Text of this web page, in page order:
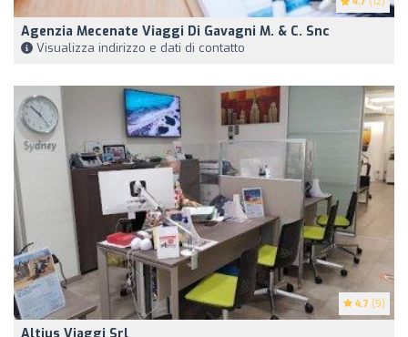
Agenzia Mecenate Viaggi Di Gavagni M. & C. Snc
Visualizza indirizzo e dati di contatto
4.7 (9)